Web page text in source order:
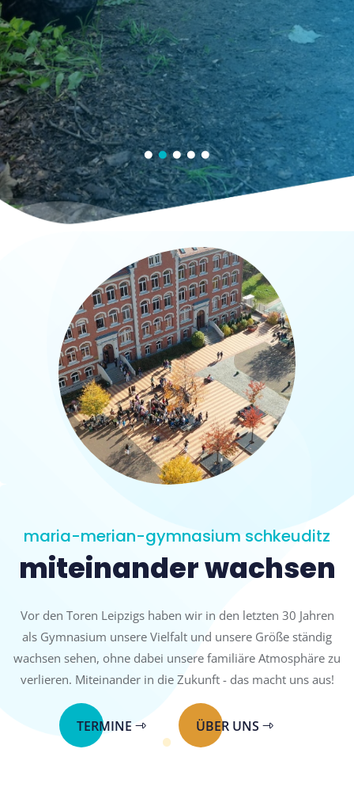
maria-merian-gymnasium schkeuditz
miteinander wachsen
Vor den Toren Leipzigs haben wir in den letzten 30 Jahren
als Gymnasium unsere Vielfalt und unsere Größe ständig
wachsen sehen, ohne dabei unsere familiäre Atmosphäre zu
verlieren. Miteinander in die Zukunft - das macht uns aus!
TERMINE ÜBER UNS